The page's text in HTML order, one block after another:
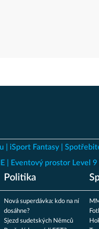
iSport Fantasy
Eventový prostor Level 9
Politika
Nová superdávka: kdo na ní
dosáhne?
Sjezd sudetských Němců